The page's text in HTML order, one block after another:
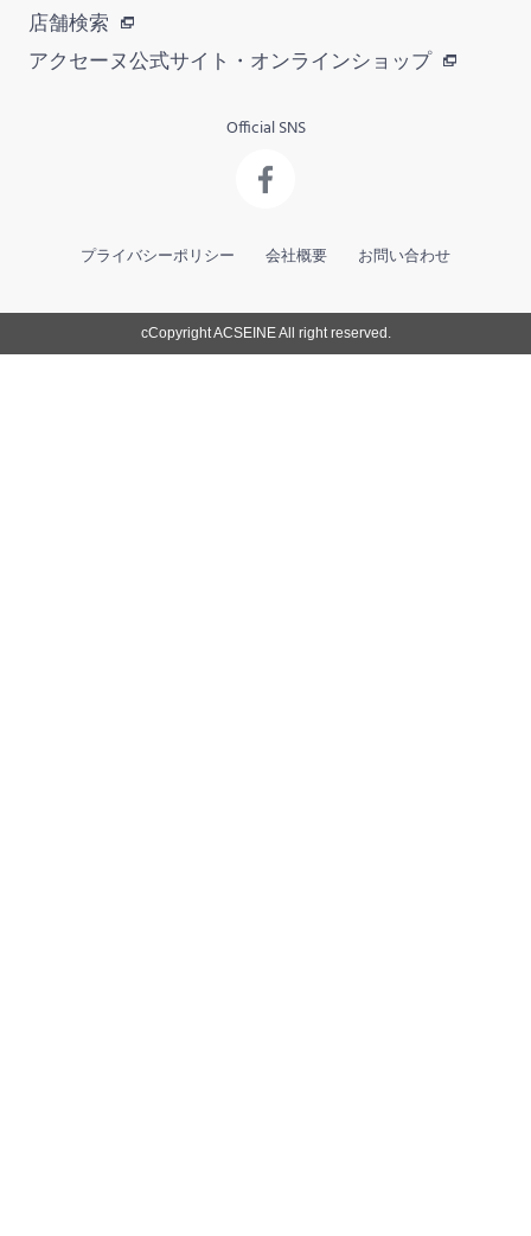
店舗検索
アクセーヌ公式サイト・ オンラインショップ
Official SNS
プライバシーポリシー 会社概要 お問い合わせ
cCopyright ACSEINE All right reserved.